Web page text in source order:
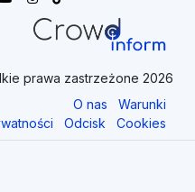
prawa zastrzeżone 2026
O nas
Warunki
Odcisk Cookies